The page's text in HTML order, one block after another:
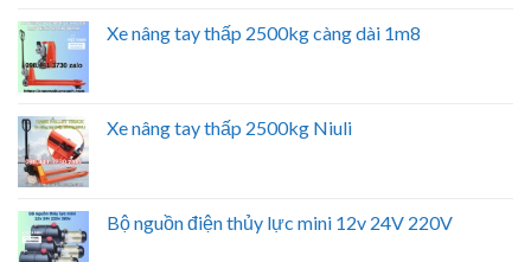
Xe nâng tay thấp 2500kg càng dài 1m8
Xe nâng tay thấp 2500kg Niuli
Bộ nguồn điện thủy lực mini 12v 24V 220V